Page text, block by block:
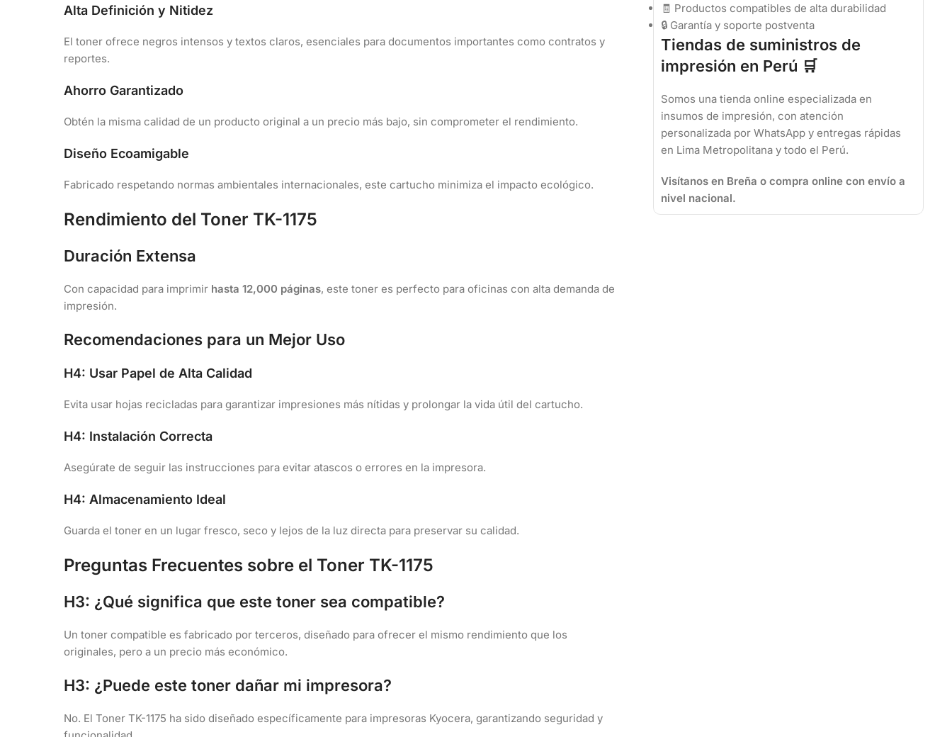
Alta Definición y Nitidez
El toner ofrece negros intensos y textos claros, esenciales para documentos importantes como contratos y
reportes.
Ahorro Garantizado
Obtén la misma calidad de un producto original a un precio más bajo, sin comprometer el rendimiento.
Diseño Ecoamigable
Fabricado respetando normas ambientales internacionales, este cartucho minimiza el impacto ecológico.
Rendimiento del Toner TK-1175
Duración Extensa
Con capacidad para imprimir hasta 12,000 páginas, este toner es perfecto para oficinas con alta demanda de
impresión.
Recomendaciones para un Mejor Uso
H4: Usar Papel de Alta Calidad
Evita usar hojas recicladas para garantizar impresiones más nítidas y prolongar la vida útil del cartucho.
H4: Instalación Correcta
Asegúrate de seguir las instrucciones para evitar atascos o errores en la impresora.
H4: Almacenamiento Ideal
Guarda el toner en un lugar fresco, seco y lejos de la luz directa para preservar su calidad.
Preguntas Frecuentes sobre el Toner TK-1175
H3: ¿Qué significa que este toner sea compatible?
Un toner compatible es fabricado por terceros, diseñado para ofrecer el mismo rendimiento que los
originales, pero a un precio más económico.
H3: ¿Puede este toner dañar mi impresora?
No. El Toner TK-1175 ha sido diseñado específicamente para impresoras Kyocera, garantizando seguridad y
🧾 Productos compatibles de alta durabilidad
🔒 Garantía y soporte postventa
Tiendas de suministros de
impresión en Perú 🛒
Somos una tienda online especializada en
insumos de impresión, con atención
personalizada por WhatsApp y entregas rápidas
en Lima Metropolitana y todo el Perú.
Visítanos en Breña o compra online con envío a
nivel nacional.